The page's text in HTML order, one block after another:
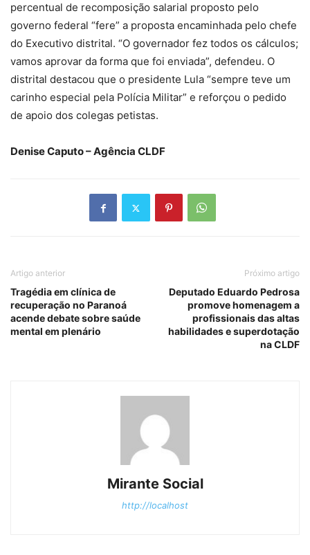
percentual de recomposição salarial proposto pelo
governo federal “fere” a proposta encaminhada pelo chefe
do Executivo distrital. “O governador fez todos os cálculos;
vamos aprovar da forma que foi enviada”, defendeu. O
distrital destacou que o presidente Lula “sempre teve um
carinho especial pela Polícia Militar” e reforçou o pedido
de apoio dos colegas petistas.
Denise Caputo – Agência CLDF
Artigo anterior
Tragédia em clínica de
recuperação no Paranoá
acende debate sobre saúde
mental em plenário
Próximo artigo
Deputado Eduardo Pedrosa
promove homenagem a
profissionais das altas
habilidades e superdotação
na CLDF
Mirante Social
http://localhost